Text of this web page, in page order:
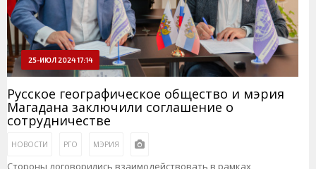
25-ИЮЛ 2024 17:14
Русское географическое общество и мэрия
Магадана заключили соглашение о
сотрудничестве
НОВОСТИ РГО МЭРИЯ
Стороны договорились взаимодействовать в рамках